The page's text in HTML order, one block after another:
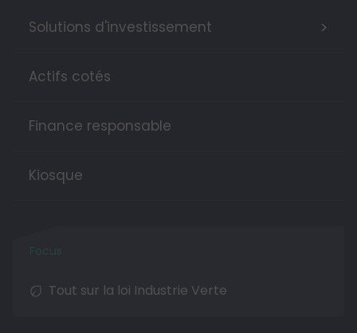
Solutions d'investissement >
Actifs cotés
Finance responsable
Kiosque
Tout sur la loi Industrie Verte